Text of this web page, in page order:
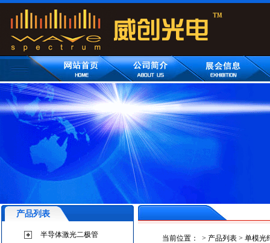
产品列表
半导体激光二极管 当前位置： > 产品列表> 单模光